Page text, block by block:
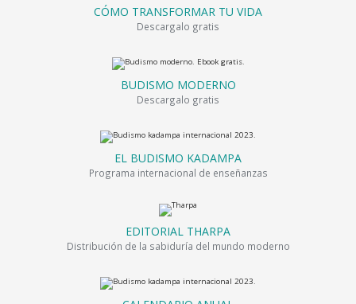
CÓMO TRANSFORMAR TU VIDA
Descargalo gratis
BUDISMO MODERNO
Descargalo gratis
EL BUDISMO KADAMPA
Programa internacional de enseñanzas
EDITORIAL THARPA
Distribución de la sabiduría del mundo moderno